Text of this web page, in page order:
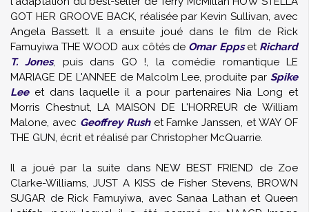
GOT HER GROOVE BACK, réalisée par Kevin Sullivan, avec
Angela Bassett. Il a ensuite joué dans le film de Rick
Famuyiwa THE WOOD aux côtés de Omar Eppset Richard
T. Jones, puis dans GO !, la comédie romantique LE
MARIAGE DE L'ANNEE de Malcolm Lee, produite par Spike
Leeet dans laquelle il a pour partenaires Nia Long et
Morris Chestnut, LA MAISON DE L'HORREUR de William
Malone, avec Geoffrey Rushet Famke Janssen, et WAY OF
THE GUN, écrit et réalisé par Christopher McQuarrie.
Il a joué par la suite dans NEW BEST FRIEND de Zoe
Clarke-Williams, JUST A KISS de Fisher Stevens, BROWN
SUGAR de Rick Famuyiwa, avec Sanaa Lathan et Queen